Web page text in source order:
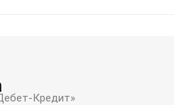
Кредит»